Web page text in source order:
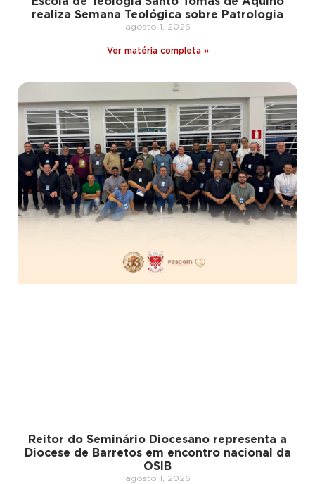
realiza Semana Teológica sobre Patrologia
agosto 1, 2026
Ver matéria completa »
Reitor do Seminário Diocesano representa a
Diocese de Barretos em encontro nacional da
OSIB
agosto 1, 2026